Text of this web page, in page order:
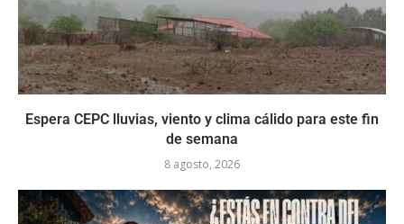
Espera CEPC lluvias, viento y clima cálido para este fin
de semana
8 agosto, 2026